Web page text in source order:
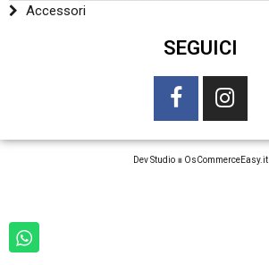
Accessori
SEGUICI
Dev Studio ∎ OsCommerceEasy.it